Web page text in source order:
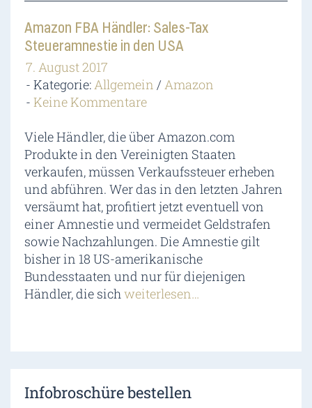
Amazon FBA Händler: Sales-Tax
Steueramnestie in den USA
7. August 2017
Kategorie:Allgemein /Amazon
Keine Kommentare
Viele Händler, die über Amazon.com
Produkte in den Vereinigten Staaten
verkaufen, müssen Verkaufssteuer erheben
und abführen. Wer das in den letzten Jahren
versäumt hat, profitiert jetzt eventuell von
einer Amnestie und vermeidet Geldstrafen
sowie Nachzahlungen. Die Amnestie gilt
bisher in 18 US-amerikanische
Bundesstaaten und nur für diejenigen
Händler, die sichweiterlesen…
Infobroschüre bestellen